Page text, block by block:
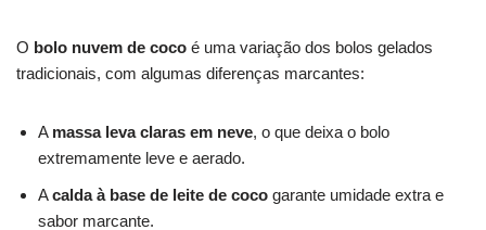
O bolo nuvem de coco é uma variação dos bolos gelados
tradicionais, com algumas diferenças marcantes:
A massa leva claras em neve, o que deixa o bolo
extremamente leve e aerado.
Acalda à base de leite de coco garante umidade extra e
sabor marcante.